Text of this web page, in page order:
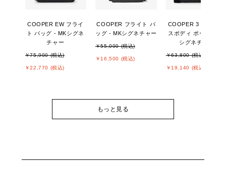
COOPER EW フライ
ト バッグ - MKシグネ
チャー
￥75,900 (税込)
￥22,770 (税込)
COOPER フライト バ
ッグ - MKシグネチャー
￥55,000 (税込)
￥16,500 (税込)
COOPER 3 IN 1 クロ
スボディ ポーチ - MK
シグネチャー
￥63,800 (税込)
￥19,140 (税込)
もっと見る